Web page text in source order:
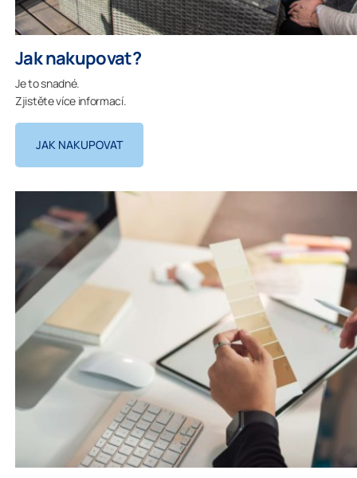
Jak nakupovat?
Je to snadné.
Zjistěte více informací.
JAK NAKUPOVAT